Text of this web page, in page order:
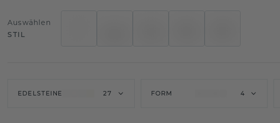
Auswählen
STIL
EDELSTEINE 27 FORM 4